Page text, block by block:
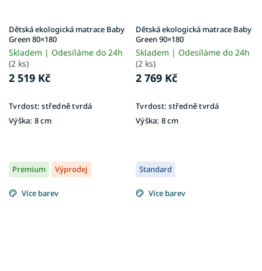
Dětská ekologická matrace Baby
Green 80×180
Skladem | Odesíláme do 24h
(2 ks)
2 519 Kč
Tvrdost: středně tvrdá
Výška: 8 cm
Dětská ekologická matrace Baby
Green 90×180
Skladem | Odesíláme do 24h
(2 ks)
2 769 Kč
Tvrdost: středně tvrdá
Výška: 8 cm
Premium Výprodej
Více barev
Standard
Více barev